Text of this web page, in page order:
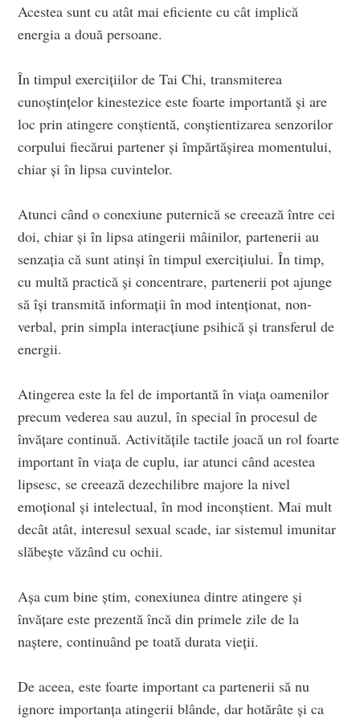
Acestea sunt cu atât mai eficiente cu cât implică
energia a două persoane.
În timpul exercițiilor de Tai Chi, transmiterea
cunoștințelor kinestezice este foarte importantă și are
loc prin atingere conștientă, conștientizarea senzorilor
corpului fiecărui partener și împărtășirea momentului,
chiar și în lipsa cuvintelor.
Atunci când o conexiune puternică se creează între cei
doi, chiar și în lipsa atingerii mâinilor, partenerii au
senzația că sunt atinși în timpul exercițiului. În timp,
cu multă practică și concentrare, partenerii pot ajunge
să își transmită informații în mod intenționat, non-
verbal, prin simpla interacțiune psihică și transferul de
energii.
Atingerea este la fel de importantă în viața oamenilor
precum vederea sau auzul, în special în procesul de
învățare continuă. Activitățile tactile joacă un rol foarte
important în viața de cuplu, iar atunci când acestea
lipsesc, se creează dezechilibre majore la nivel
emoțional și intelectual, în mod inconștient. Mai mult
decât atât, interesul sexual scade, iar sistemul imunitar
slăbește văzând cu ochii.
Așa cum bine știm, conexiunea dintre atingere și
învățare este prezentă încă din primele zile de la
naștere, continuând pe toată durata vieții.
De aceea, este foarte important ca partenerii să nu
ignore importanța atingerii blânde, dar hotărâte și ca